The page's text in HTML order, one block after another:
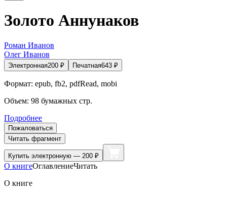
Золото Аннунаков
Роман Иванов
Олег Иванов
Электронная200 ₽ Печатная643 ₽
Формат: epub, fb2, pdfRead, mobi
Объем: 98 бумажных стр.
Подробнее
Пожаловаться
Читать фрагмент
Купить электронную — 200 ₽
О книгеОглавлениеЧитать
О книге